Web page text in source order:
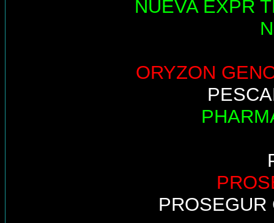
NUEVA EXPR
ORYZON
PROSEGUR